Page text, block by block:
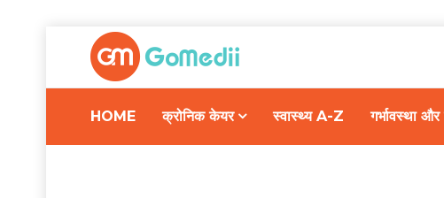
HOME क्रोनिक केयर स्वास्थ्य A-Z गर्भावस्था और